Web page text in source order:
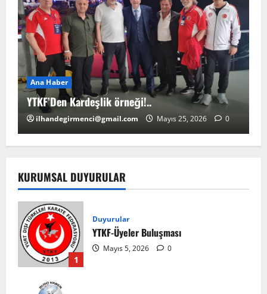
Ana Haber
YTKF’Den Kardeşlik örneği!..
ilhandegirmenci@gmail.com Mayıs 25, 2026 0
KURUMSAL DUYURULAR
1
Duyurular
YTKF-Üyeler Buluşması
Mayıs 5, 2026 0